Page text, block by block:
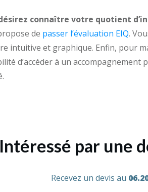
connaître votre quotient
de passer l’évaluation EIQ.
intuitive et graphique. Enfin, pour
d’accéder à un accompagnement
Intéressé par une
Recevez un devis au